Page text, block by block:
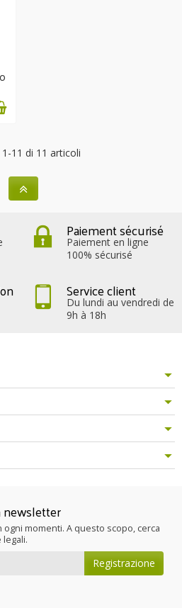
11 di 11 articoli
Paiement sécurisé
Paiement en ligne
100% sécurisé
Service client
Du lundi au vendredi de
9h à 18h
newsletter
momenti. A questo scopo, cerca